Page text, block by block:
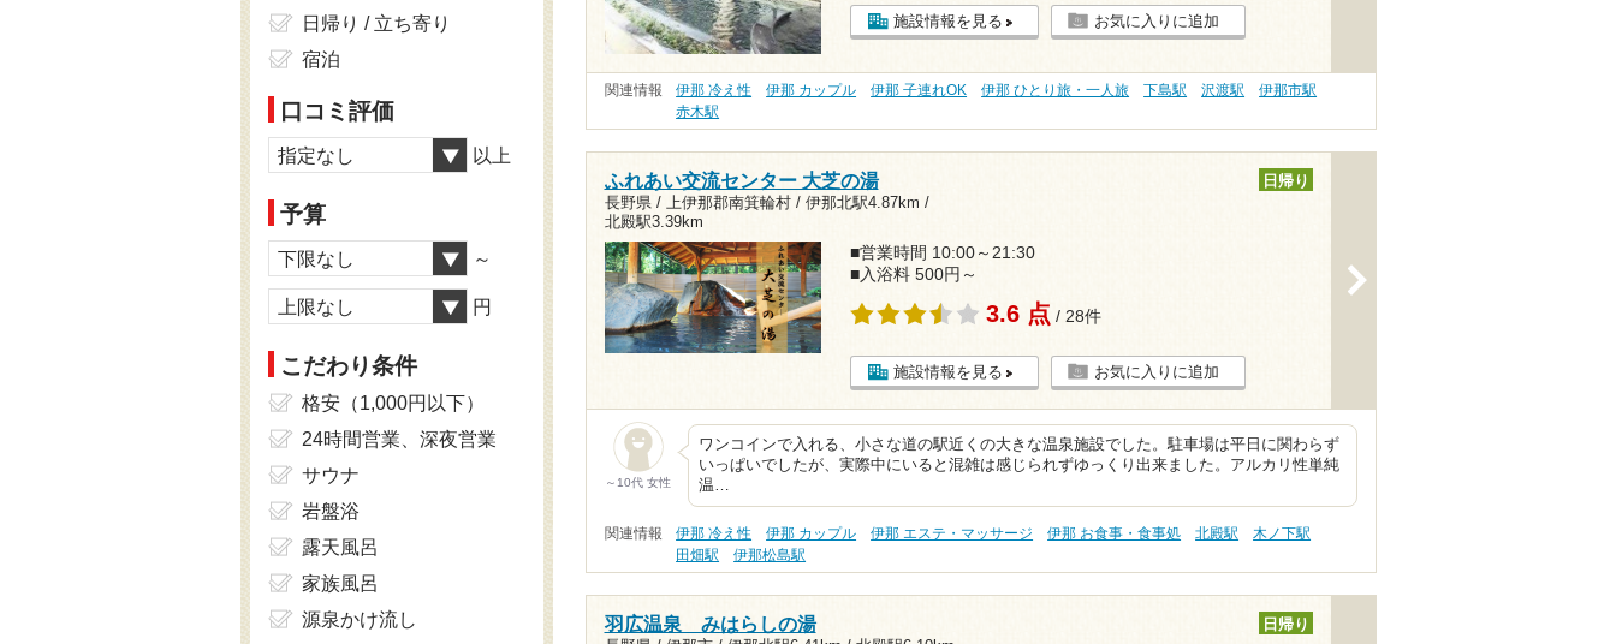
施設情報を見る お気に入りに追加
関連情報 伊那 冷え性 伊那 カップル 伊那 子連れOK 伊那 ひとり旅・一人旅 下島駅 沢渡駅
伊那市駅
赤木駅
ふれあい交流センター 大芝の湯
長野県 / 上伊那郡南箕輪村 / 伊那北駅4.87km /
北殿駅3.39km
日帰り
■営業時間 10:00～21:30
■入浴料 500円～
3.6 点 / 28件
施設情報を見る お気に入りに追加
～10代 女性
ワンコインで入れる、小さな道の駅近くの大きな温泉施設でした。駐車場は平日に関わらず
いっぱいでしたが、実際中にいると混雑は感じられずゆっくり出来ました。アルカリ性単純
温…
関連情報 伊那 冷え性 伊那 カップル 伊那 エステ・マッサージ 伊那 お食事・食事処 北殿駅
木ノ下駅
田畑駅
伊那松島駅
羽広温泉 みはらしの湯 日帰り
日帰り / 立ち寄り
宿泊
口コミ評価
指定なし 以上
予算
下限なし ～
上限なし 円
こだわり条件
格安（1,000円以下）
24時間営業、深夜営業
サウナ
岩盤浴
露天風呂
家族風呂
源泉かけ流し